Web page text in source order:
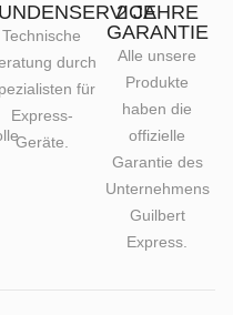
Technische
durch
für
Express-
Geräte.
2 JAHRE
GARANTIE
Alle unsere
Produkte
haben die
offizielle
Garantie des
Unternehmens
Guilbert
Express.